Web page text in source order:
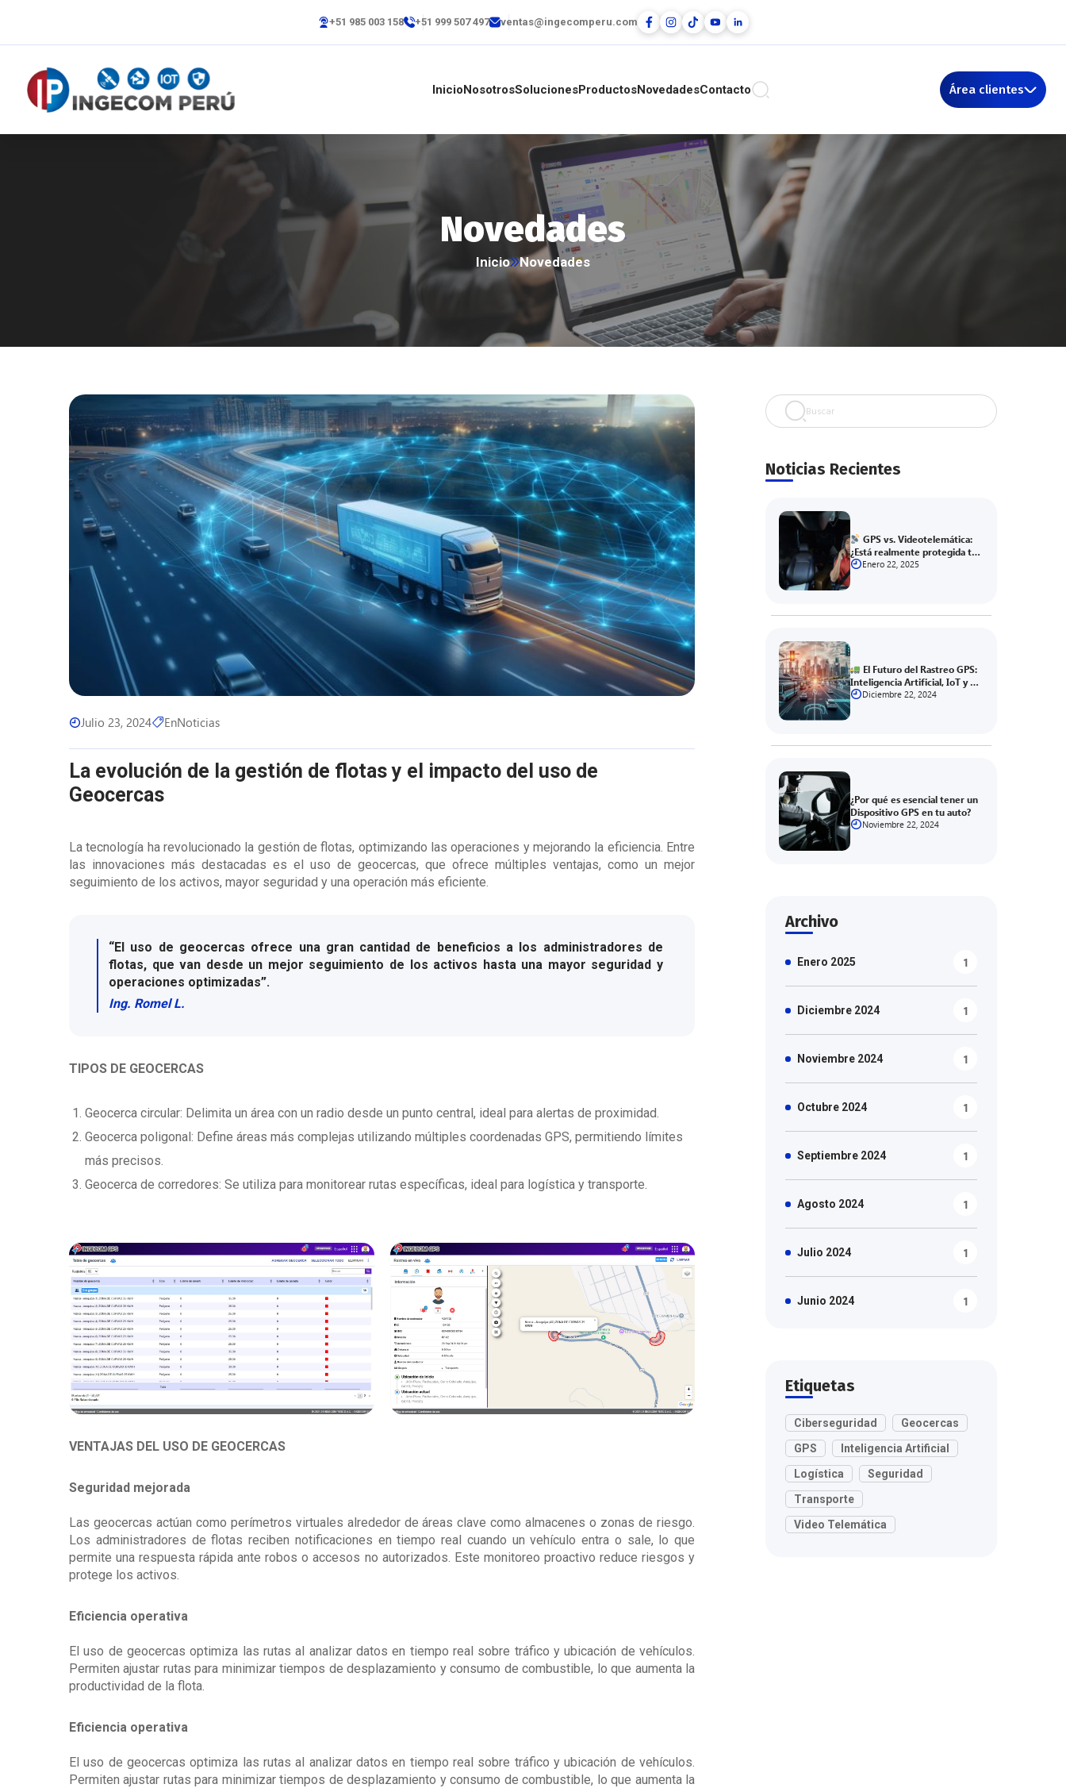
+51 985 003 158 +51 999 507 497 ventas@ingecomperu.com
InicioNosotrosSolucionesProductosNovedadesContacto Área clientes
Novedades
Inicio Novedades
La evolución de la gestión de flotas y el impacto del uso de
Geocercas
Julio 23, 2024 EnNoticias
La tecnología ha revolucionado la gestión de flotas, optimizando las operaciones y mejorando la eficiencia. Entre
las innovaciones más destacadas es el uso de geocercas, que ofrece múltiples ventajas, como un mejor
seguimiento de los activos, mayor seguridad y una operación más eficiente.
“El uso de geocercas ofrece una gran cantidad de beneficios a los administradores de
flotas, que van desde un mejor seguimiento de los activos hasta una mayor seguridad y
operaciones optimizadas”.
Ing. Romel L.
TIPOS DE GEOCERCAS
Geocerca circular: Delimita un área con un radio desde un punto central, ideal para alertas de proximidad.
Geocerca poligonal: Define áreas más complejas utilizando múltiples coordenadas GPS, permitiendo límites
más precisos.
Geocerca de corredores: Se utiliza para monitorear rutas específicas, ideal para logística y transporte.
VENTAJAS DEL USO DE GEOCERCAS
Seguridad mejorada
Las geocercas actúan como perímetros virtuales alrededor de áreas clave como almacenes o zonas de riesgo.
Los administradores de flotas reciben notificaciones en tiempo real cuando un vehículo entra o sale, lo que
permite una respuesta rápida ante robos o accesos no autorizados. Este monitoreo proactivo reduce riesgos y
protege los activos.
Eficiencia operativa
El uso de geocercas optimiza las rutas al analizar datos en tiempo real sobre tráfico y ubicación de vehículos.
Permiten ajustar rutas para minimizar tiempos de desplazamiento y consumo de combustible, lo que aumenta la
productividad de la flota.
Eficiencia operativa
El uso de geocercas optimiza las rutas al analizar datos en tiempo real sobre tráfico y ubicación de vehículos.
Permiten ajustar rutas para minimizar tiempos de desplazamiento y consumo de combustible, lo que aumenta la
Buscar
Noticias Recientes
GPS vs. Videotelemática:
¿Está realmente protegida tu
flota en 2025?
Enero 22, 2025
El Futuro del Rastreo GPS:
Inteligencia Artificial, IoT y 5G
al Servicio de la Eficiencia
Logística
Diciembre 22, 2024
¿Por qué es esencial tener un
Dispositivo GPS en tu auto?
Noviembre 22, 2024
Archivo
Enero 2025 1
Diciembre 2024 1
Noviembre 2024 1
Octubre 2024 1
Septiembre 2024 1
Agosto 2024 1
Julio 2024 1
Junio 2024 1
Etiquetas
Ciberseguridad
Geocercas
GPS
Inteligencia Artificial
Logística
Seguridad
Transporte
Video Telemática